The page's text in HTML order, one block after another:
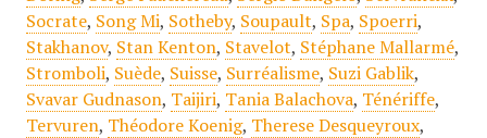
Socrate, Song Mi, Sotheby, Soupault, Spa, Spoerri,
Stakhanov, Stan Kenton, Stavelot, Stéphane Mallarmé,
Stromboli, Suède, Suisse, Surréalisme, Suzi Gablik,
Svavar Gudnason, Taijiri, Tania Balachova, Ténériffe,
Tervuren, Théodore Koenig, Therese Desqueyroux,